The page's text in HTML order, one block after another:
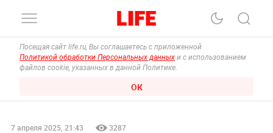
Посещая сайт life.ru, Вы соглашаетесь с приложенной
Политикой обработки Персональных данных и с использованием
файлов cookie, указанных в данной Политике.
ОК
7 апреля 2025, 21:43 3287